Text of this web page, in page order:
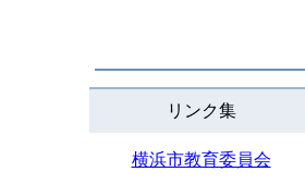
リンク集
横浜市教育委員会